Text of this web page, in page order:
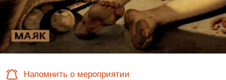
Напомнить о мероприятии